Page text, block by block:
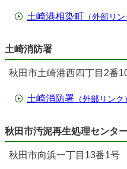
土崎港相染町 （外部リン
土崎消防署
秋田市土崎港西四丁目2番
土崎消防署 （外部リンク）
秋田市汚泥再生処理センタ
秋田市向浜一丁目13番1号